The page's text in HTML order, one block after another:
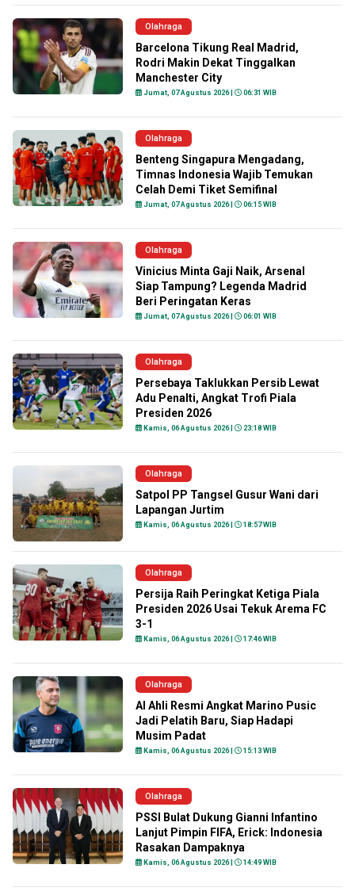
Olahraga
Barcelona Tikung Real Madrid,
Rodri Makin Dekat Tinggalkan
Manchester City
Jumat, 07 Agustus 2026 | 06:31 WIB
Olahraga
Benteng Singapura Mengadang,
Timnas Indonesia Wajib Temukan
Celah Demi Tiket Semifinal
Jumat, 07 Agustus 2026 | 06:15 WIB
Olahraga
Vinicius Minta Gaji Naik, Arsenal
Siap Tampung? Legenda Madrid
Beri Peringatan Keras
Jumat, 07 Agustus 2026 | 06:01 WIB
Olahraga
Persebaya Taklukkan Persib Lewat
Adu Penalti, Angkat Trofi Piala
Presiden 2026
Kamis, 06 Agustus 2026 | 23:18 WIB
Olahraga
Satpol PP Tangsel Gusur Wani dari
Lapangan Jurtim
Kamis, 06 Agustus 2026 | 18:57 WIB
Olahraga
Persija Raih Peringkat Ketiga Piala
Presiden 2026 Usai Tekuk Arema FC
3-1
Kamis, 06 Agustus 2026 | 17:46 WIB
Olahraga
Al Ahli Resmi Angkat Marino Pusic
Jadi Pelatih Baru, Siap Hadapi
Musim Padat
Kamis, 06 Agustus 2026 | 15:13 WIB
Olahraga
PSSI Bulat Dukung Gianni Infantino
Lanjut Pimpin FIFA, Erick: Indonesia
Rasakan Dampaknya
Kamis, 06 Agustus 2026 | 14:49 WIB